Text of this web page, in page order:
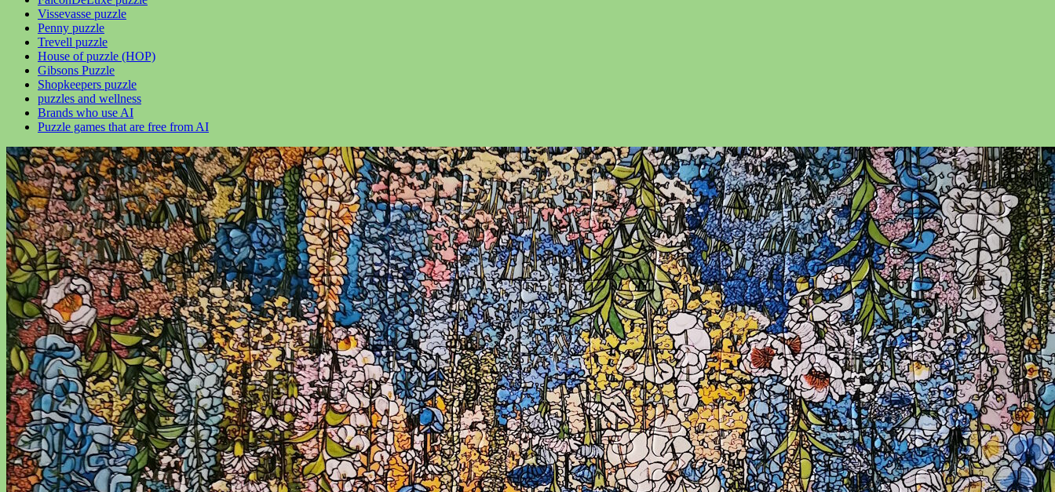
Vissevasse puzzle
Penny puzzle
Trevell puzzle
House of puzzle (HOP)
Gibsons Puzzle
Shopkeepers puzzle
puzzles and wellness
Brands who use AI
Puzzle games that are free from AI